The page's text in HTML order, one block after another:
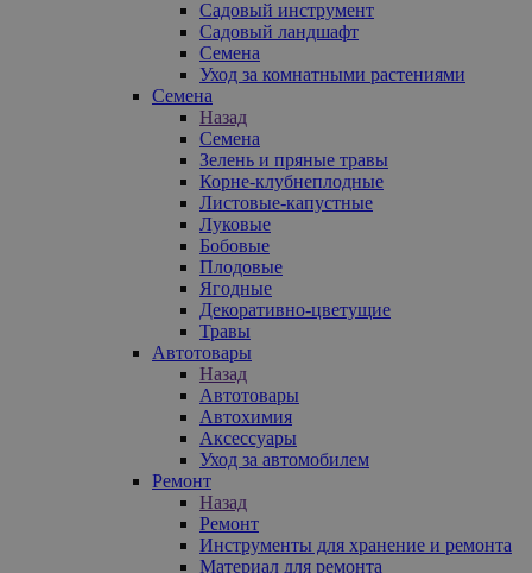
Садовый инструмент
Садовый ландшафт
Семена
Уход за комнатными растениями
Семена
Назад
Семена
Зелень и пряные травы
Корне-клубнеплодные
Листовые-капустные
Луковые
Бобовые
Плодовые
Ягодные
Декоративно-цветущие
Травы
Автотовары
Назад
Автотовары
Автохимия
Аксессуары
Уход за автомобилем
Ремонт
Назад
Ремонт
Инструменты для хранение и ремонта
Материал для ремонта